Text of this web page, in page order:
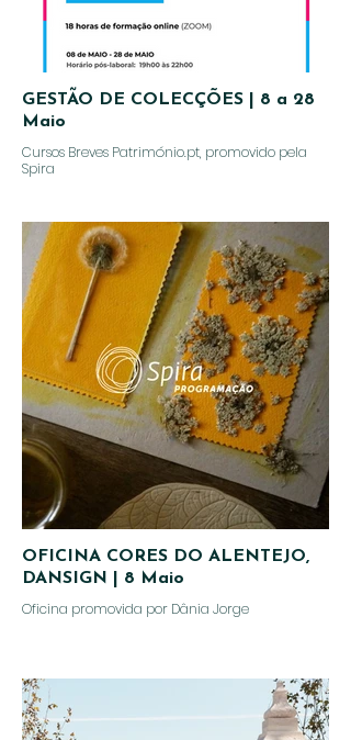
GESTÃO DE COLECÇÕES | 8 a 28
Maio
Cursos Breves Património.pt, promovido pela
Spira
OFICINA CORES DO ALENTEJO,
DANSIGN | 8 Maio
Oficina promovida por Dânia Jorge